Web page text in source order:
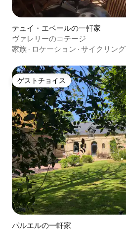
テュイ・エベールの一軒家
ヴァレリーのコテージ
家族 · ロケーション · サイクリング
ゲストチョイス
ゲストチョイス
パルエルの一軒家